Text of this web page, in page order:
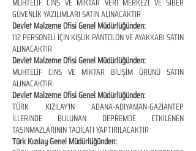
GÜVENLİK YAZILIMLARI SATIN ALINACAKTIR
Devlet Malzeme Ofisi Genel Müdürlüğünden:
112 PERSONELİ İÇİN KIŞLIK PANTOLON VE AYAKKABI SATIN
ALINACAKTIR
Devlet Malzeme Ofisi Genel Müdürlüğünden:
MUHTELİF CİNS VE MİKTAR BİLİŞİM ÜRÜNÜ SATIN
ALINACAKTIR
Devlet Malzeme Ofisi Genel Müdürlüğünden:
TÜRK KIZILAY’IN ADANA-ADIYAMAN-GAZİANTEP
İLLERİNDE BULUNAN DEPREMDE ETKİLENEN
TAŞINMAZLARININ TADİLATI YAPTIRILACAKTIR
Türk Kızılay Genel Müdürlüğünden: